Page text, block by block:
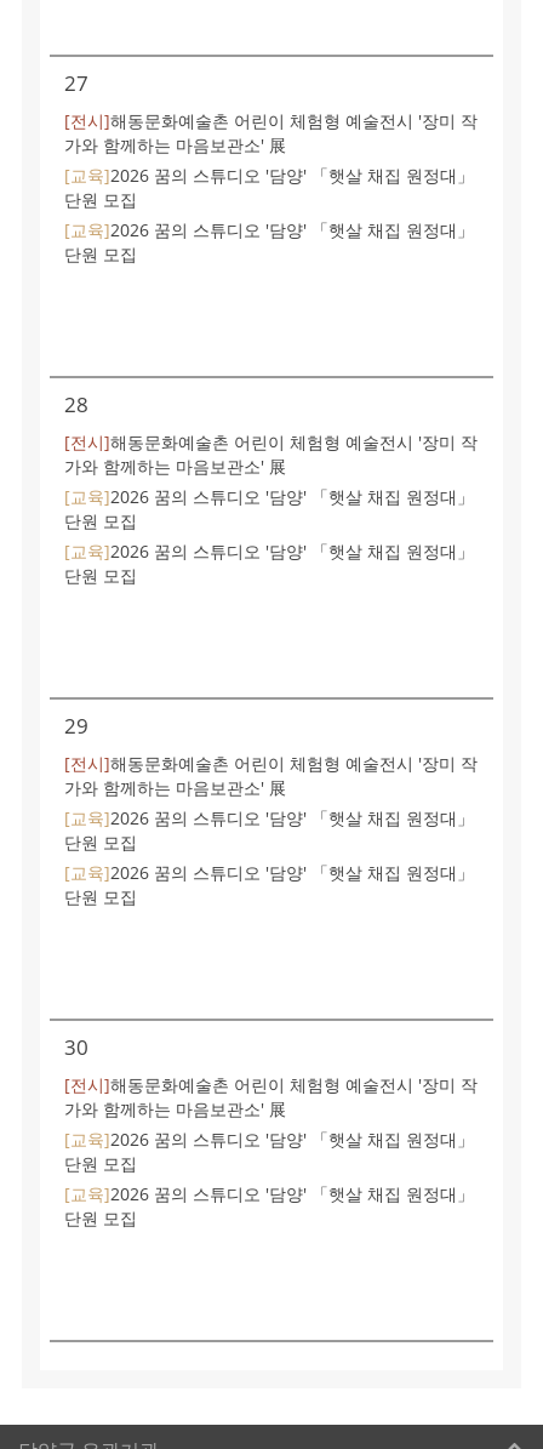
27
[전시]해동문화예술촌 어린이 체험형 예술전시 '장미 작
가와 함께하는 마음보관소' 展
[교육]2026 꿈의 스튜디오 '담양' 「햇살 채집 원정대」
단원 모집
[교육]2026 꿈의 스튜디오 '담양' 「햇살 채집 원정대」
단원 모집
28
[전시]해동문화예술촌 어린이 체험형 예술전시 '장미 작
가와 함께하는 마음보관소' 展
[교육]2026 꿈의 스튜디오 '담양' 「햇살 채집 원정대」
단원 모집
[교육]2026 꿈의 스튜디오 '담양' 「햇살 채집 원정대」
단원 모집
29
[전시]해동문화예술촌 어린이 체험형 예술전시 '장미 작
가와 함께하는 마음보관소' 展
[교육]2026 꿈의 스튜디오 '담양' 「햇살 채집 원정대」
단원 모집
[교육]2026 꿈의 스튜디오 '담양' 「햇살 채집 원정대」
단원 모집
30
[전시]해동문화예술촌 어린이 체험형 예술전시 '장미 작
가와 함께하는 마음보관소' 展
[교육]2026 꿈의 스튜디오 '담양' 「햇살 채집 원정대」
단원 모집
[교육]2026 꿈의 스튜디오 '담양' 「햇살 채집 원정대」
단원 모집